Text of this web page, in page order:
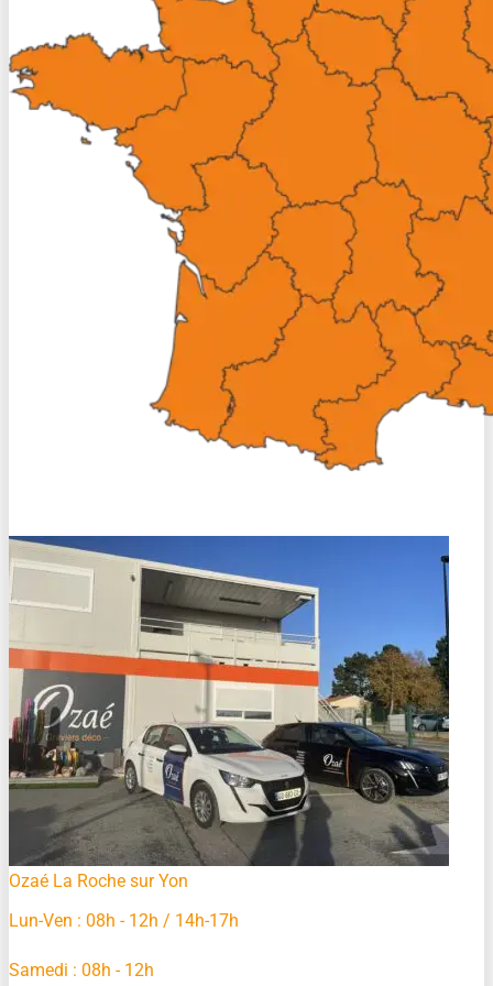
Ozaé La Roche sur Yon
Lun-Ven : 08h - 12h / 14h-17h
Samedi : 08h - 12h